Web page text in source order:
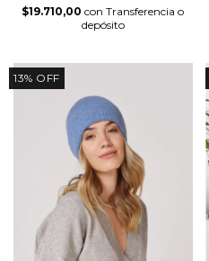
$19.710,00 con Transferencia o
depósito
13% OFF